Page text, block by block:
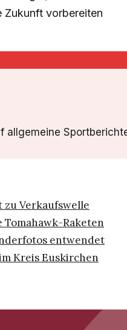
Zukunft vorbereiten
Verkaufswelle
Raketen
entwendet
Kreis Euskirchen